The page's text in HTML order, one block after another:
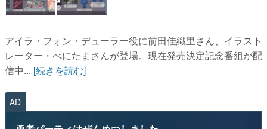
アイラ・フォン・デューラー役に前田佳織里さん、イラスト
レーター・べにたまさんが登場。現在発売決定記念番組が配
信中... [続きを読む]
AD